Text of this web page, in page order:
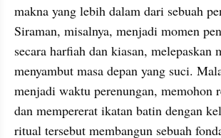
makna yang lebih dalam dari sebuah
Siraman, misalnya, menjadi momen
secara harfiah dan kiasan, melepaskan
menyambut masa depan yang suci.
menjadi waktu perenungan, memohon
dan mempererat ikatan batin dengan
ritual tersebut membangun sebuah